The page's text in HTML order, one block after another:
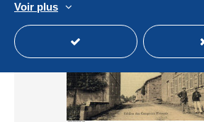
Voir plus